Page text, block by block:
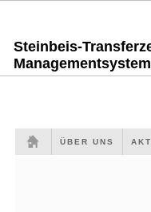
Steinbeis-
ÜBER UNS